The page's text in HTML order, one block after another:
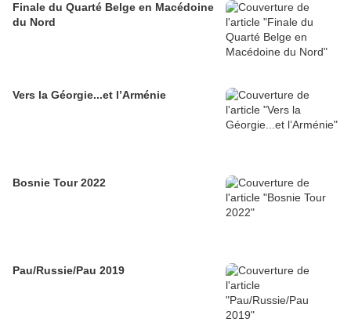
Finale du Quarté Belge en Macédoine
du Nord
Vers la Géorgie...et l’Arménie
Bosnie Tour 2022
Pau/Russie/Pau 2019